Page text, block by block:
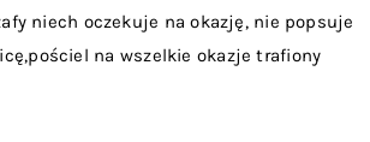
niech oczekuje na okazję, nie popsuje
na wszelkie okazje trafiony